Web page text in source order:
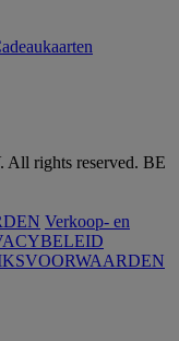
rights reserved. BE
Verkoop- en